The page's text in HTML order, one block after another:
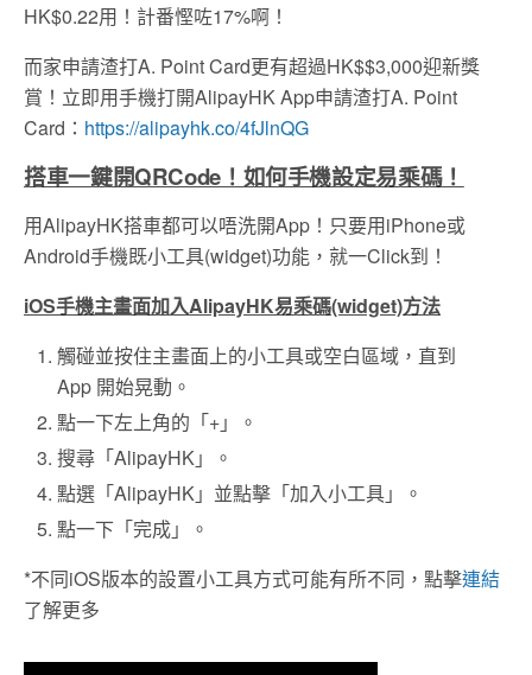
HK$0.22用！計番慳咗17%啊！
而家申請渣打A. Point Card更有超過HK$$3,000迎新獎
賞！立即用手機打開AlipayHK App申請渣打A. Point
Card： https://alipayhk.co/4fJlnQG
搭車一鍵開QRCode！如何手機設定易乘碼！
用AlipayHK搭車都可以唔洗開App！只要用iPhone或
Android手機既小工具(widget)功能，就一Click到！
iOS手機主畫面加入AlipayHK易乘碼(widget)方法
觸碰並按住主畫面上的小工具或空白區域，直到
App 開始晃動。
點一下左上角的「+」。
搜尋「AlipayHK」。
點選「AlipayHK」並點擊「加入小工具」。
點一下「完成」。
*不同iOS版本的設置小工具方式可能有所不同，點擊連結
了解更多